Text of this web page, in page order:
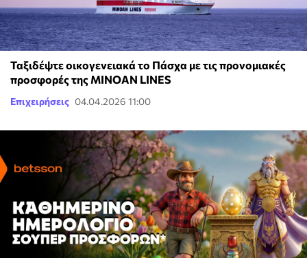
Ταξιδέψτε οικογενειακά το Πάσχα με τις προνομιακές
προσφορές της MINOAN LINES
Επιχειρήσεις 04.04.2026 11:00